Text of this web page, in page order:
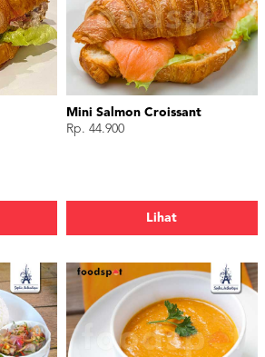
Mini Salmon Croissant
Rp. 44.900
Lihat